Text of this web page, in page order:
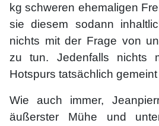
kg schweren ehemaligen
sie diesem sodann
nichts mit der Frage von
zu tun. Jedenfalls nichts
Hotspurs tatsächlich
Wie auch immer,
äußerster Mühe und